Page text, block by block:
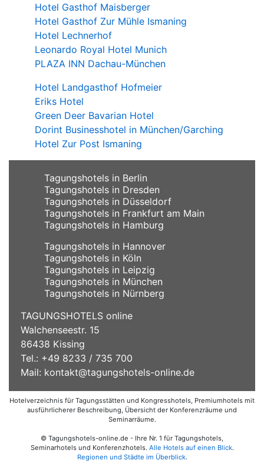
Hotel Gasthof Maisberger
Hotel Gasthof Zur Mühle Ismaning
Hotel Lechnerhof
Leonardo Royal Hotel Munich
PLAZA INN Dachau-München
Hotel Landgasthof Hofmeier
Eriks Hotel
Green Deer Bavarian Hotel
Dorint Businesshotel in München/Garching
Hotel Zur Post Ismaning
Tagungshotels in Berlin
Tagungshotels in Dresden
Tagungshotels in Düsseldorf
Tagungshotels in Frankfurt am Main
Tagungshotels in Hamburg
Tagungshotels in Hannover
Tagungshotels in Köln
Tagungshotels in Leipzig
Tagungshotels in München
Tagungshotels in Nürnberg
TAGUNGSHOTELS online
Walchenseestr. 15
86438 Kissing
Tel.: +49 8233 / 735 700
Mail: kontakt@tagungshotels-online.de
Hotelverzeichnis für Tagungsstätten und Kongresshotels, Premiumhotels mit
ausführlicherer Beschreibung, Übersicht der Konferenzräume und
Seminarräume.
© Tagungshotels-online.de - Ihre Nr. 1 für Tagungshotels,
Seminarhotels und Konferenzhotels. Alle Hotels auf einen Blick.
Regionen und Städte im Überblick.